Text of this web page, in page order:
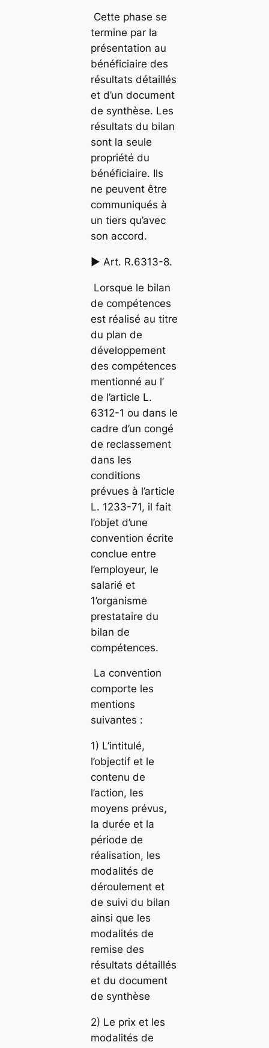
Cette phase se
termine par la
présentation au
bénéficiaire des
résultats détaillés
et d’un document
de synthèse. Les
résultats du bilan
sont la seule
propriété du
bénéficiaire. Ils
ne peuvent être
communiqués à
un tiers qu’avec
son accord.
► Art. R.6313-8.
Lorsque le bilan
de compétences
est réalisé au titre
du plan de
développement
des compétences
mentionné au l’
de l’article L.
6312-1 ou dans le
cadre d’un congé
de reclassement
dans les
conditions
prévues à l’article
L. 1233-71, il fait
l’objet d’une
convention écrite
conclue entre
l’employeur, le
salarié et
1’organisme
prestataire du
bilan de
compétences.
La convention
comporte les
mentions
suivantes :
1) L’intitulé,
l’objectif et le
contenu de
l’action, les
moyens prévus,
la durée et la
période de
réalisation, les
modalités de
déroulement et
de suivi du bilan
ainsi que les
modalités de
remise des
résultats détaillés
et du document
de synthèse
2) Le prix et les
modalités de